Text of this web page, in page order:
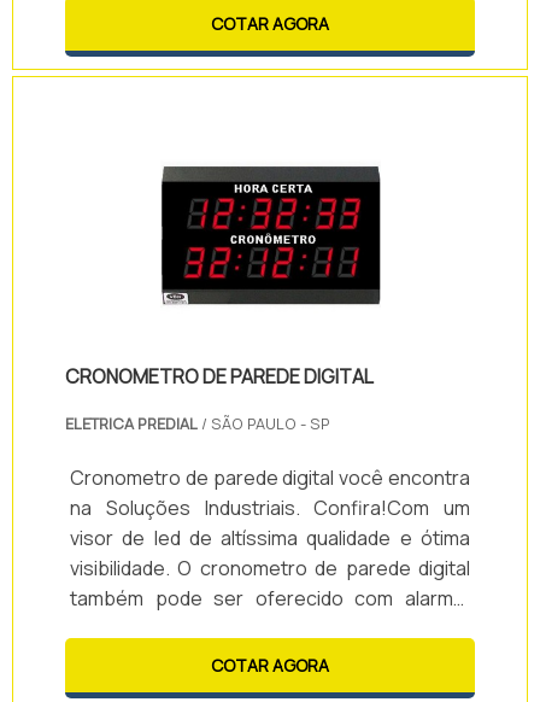
ambientes interno quanto externos, uma vez
que é um item versátil.As capacidades da
lixeira podem variar de acordo com a
- Organização; - Limpeza; - Versatilidade; -
COTAR AGORA
CRONOMETRO DE PAREDE DIGITAL
ELETRICA PREDIAL / SÃO PAULO - SP
Cronometro de parede digital você encontra
na Soluções Industriais. Confira!Com um
visor de led de altíssima qualidade e ótima
visibilidade. O cronometro de parede digital
também pode ser oferecido com alarme.
clientes a melhor performance do mercado,
suprindo suas necessidades.Confira
COTAR AGORA